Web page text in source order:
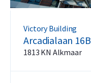
Victory Building
Arcadialaan 16B
1813 KN Alkmaar